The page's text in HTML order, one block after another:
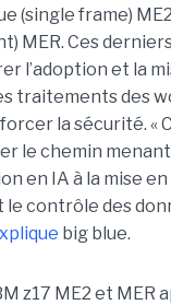
(single frame)
MER. Ces
l’adoption et la
traitements des
la sécurité. «
le chemin
en IA à la mise
contrôle des
big blue.
z17 ME2 et MER